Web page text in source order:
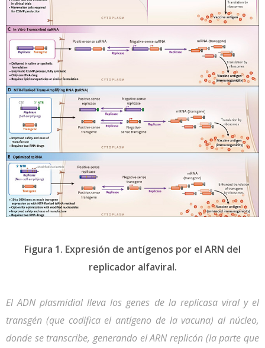
Figura 1. Expresión de antígenos por el ARN del
replicador alfaviral.
El ADN plasmidial lleva los genes de la replicasa viral y el
transgén (que codifica el antígeno de la vacuna) al núcleo,
donde se transcribe, generando el ARN replicón (la parte que